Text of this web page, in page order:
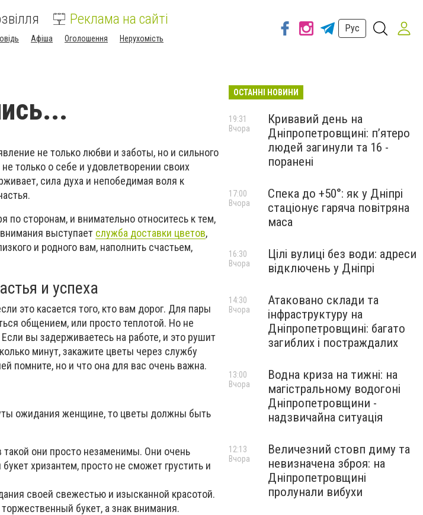
Реклама на сайті
Афіша Оголошення Нерухомість
Рус
не только любви и заботы, но и сильного
только о себе и удовлетворении своих
сила духа и непобедимая воля к
по сторонам, и внимательно относитесь к тем,
выступает служба доставки цветов,
и родного вам, наполнить счастьем,
и успеха
это касается того, кто вам дорог. Для пары
общением, или просто теплотой. Но не
вы задерживаетесь на работе, и это рушит
минут, закажите цветы через службу
помните, но и что она для вас очень важна.
ожидания женщине, то цветы должны быть
они просто незаменимы. Они очень
хризантем, просто не сможет грустить и
своей свежестью и изысканной красотой.
букет, а знак внимания.
ОСТАННІ НОВИНИ
Кривавий день на
Дніпропетровщині: п’ятеро
людей загинули та 16 -
поранені
19:31
Вчора
Спека до +50°: як у Дніпрі
стаціонує гаряча повітряна
маса
17:00
Вчора
Цілі вулиці без води: адреси
відключень у Дніпрі
16:30
Вчора
Атаковано склади та
інфраструктуру на
Дніпропетровщині: багато
загиблих і постраждалих
14:30
Вчора
Водна криза на тижні: на
магістральному водогоні
Дніпропетровщини -
надзвичайна ситуація
13:00
Вчора
Величезний стовп диму та
невизначена зброя: на
Дніпропетровщині
пролунали вибухи
12:13
Вчора